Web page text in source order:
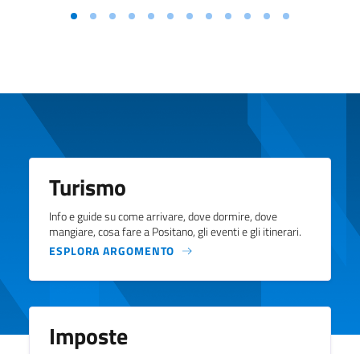
Turismo
Info e guide su come arrivare, dove dormire, dove
mangiare, cosa fare a Positano, gli eventi e gli itinerari.
ESPLORA ARGOMENTO
Imposte